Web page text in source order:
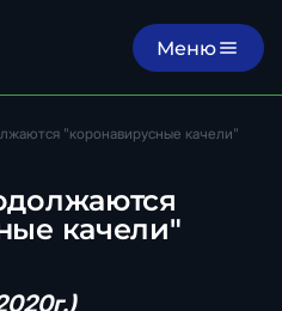
Меню
"коронавирусные качели"
качели"